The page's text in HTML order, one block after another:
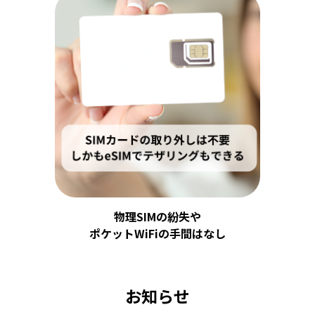
物理SIMの紛失や
ポケットWiFiの手間はなし
お知らせ